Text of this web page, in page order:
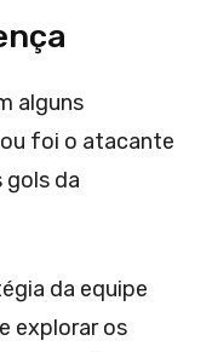
alguns
foi o atacante
gols da
da equipe
explorar os